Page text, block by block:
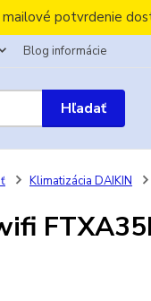
potvrdenie
Blog informácie
Hľadať
Klimatizácia DAIKIN